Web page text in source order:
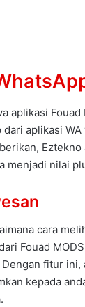
aplikasi
aplikasi WA
Eztekno
menjadi nilai
cara
Fouad
fitur ini,
kepada